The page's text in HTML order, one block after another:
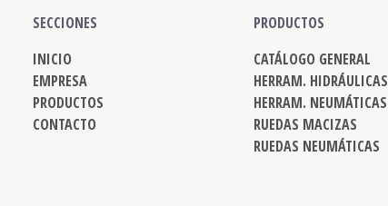
SECCIONES
INICIO
EMPRESA
PRODUCTOS
CONTACTO
PRODUCTOS
CATÁLOGO GENERAL
HERRAM. HIDRÁULICAS
HERRAM. NEUMÁTICAS
RUEDAS MACIZAS
RUEDAS NEUMÁTICAS